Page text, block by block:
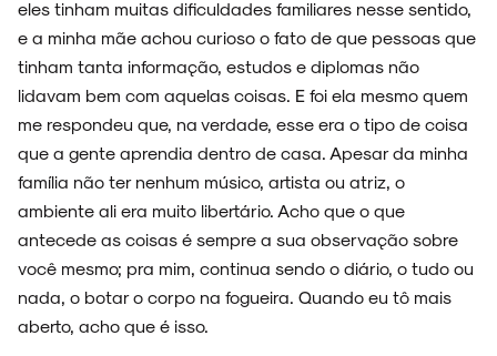
eles tinham muitas dificuldades familiares nesse sentido,
e a minha mãe achou curioso o fato de que pessoas que
tinham tanta informação, estudos e diplomas não
lidavam bem com aquelas coisas. E foi ela mesmo quem
me respondeu que, na verdade, esse era o tipo de coisa
que a gente aprendia dentro de casa. Apesar da minha
família não ter nenhum músico, artista ou atriz, o
ambiente ali era muito libertário. Acho que o que
antecede as coisas é sempre a sua observação sobre
você mesmo; pra mim, continua sendo o diário, o tudo ou
nada, o botar o corpo na fogueira. Quando eu tô mais
aberto, acho que é isso.